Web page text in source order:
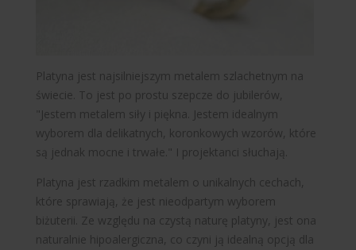
Platyna jest najsilniejszym metalem szlachetnym na
świecie. To jest po prostu szepcze do jubilerów,
"Jestem metalem siły i piękna. Jestem idealnym
wyborem dla delikatnych, koronkowych wzorów, które
są jednak mocne i trwałe." I projektanci słuchają.
Platyna jest rzadkim metalem o unikalnych cechach,
które sprawiają, że jest nieodpartym wyborem
biżuterii. Ze względu na czystą naturę platyny, jest ona
naturalnie hipoalergiczna, co czyni ją idealną opcją dla